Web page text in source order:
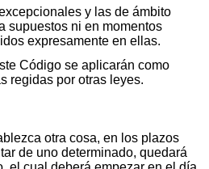
y las de ámbito
supuestos ni en momentos
expresamente en ellas.
Código se aplicarán como
regidas por otras leyes.
otra cosa, en los plazos
de uno determinado, quedará